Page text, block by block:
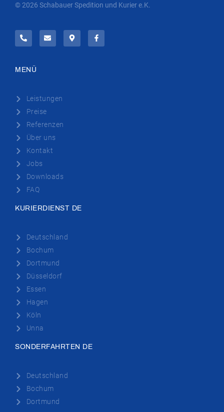
© 2026 Schabauer Spedition und Kurier e.K.
MENÜ
Leistungen
Preise
Referenzen
Über uns
Kontakt
Jobs
Downloads
FAQ
KURIERDIENST DE
Deutschland
Bochum
Dortmund
Düsseldorf
Essen
Hagen
Köln
Unna
SONDERFAHRTEN DE
Deutschland
Bochum
Dortmund